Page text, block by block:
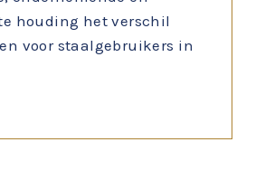
houding het verschil
voor staalgebruikers in